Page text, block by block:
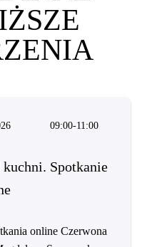
09:00-11:00
Spotkanie
online Czerwona